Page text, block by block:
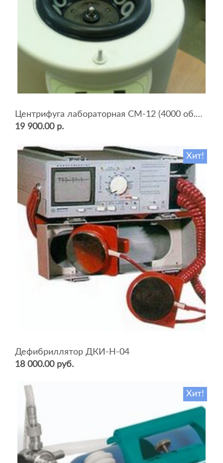
Центрифуга лабораторная СМ-12 (4000 об.мин, 12 пробирок)
19 900.00 р.
Хит!
Дефибриллятор ДКИ-Н-04
18 000.00 руб.
Хит!